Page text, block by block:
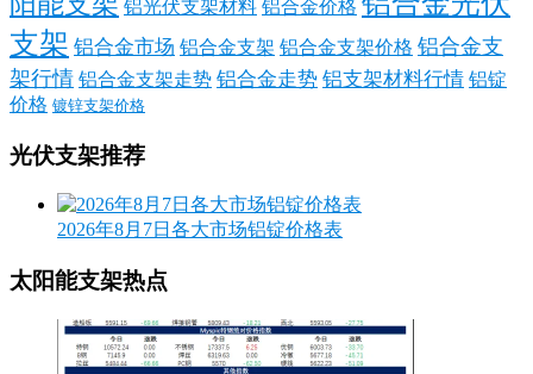
铝光伏支架材料 铝合金价格
支架 铝合金市场 铝合金支架 铝合金支架价格 铝合金支
架行情 铝合金支架走势 铝合金走势 铝支架材料行情 铝锭
价格 镀锌支架价格
光伏支架推荐
2026年8月7日各大市场铝锭价格表
太阳能支架热点